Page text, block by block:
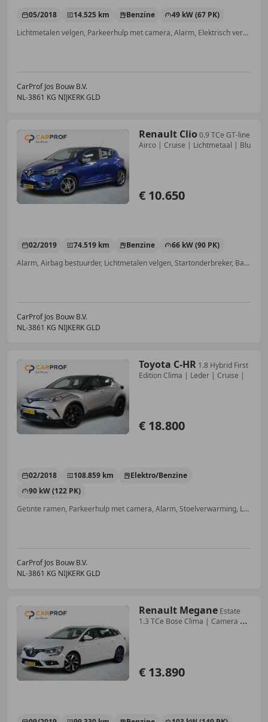
05/2018 14.525 km Benzine
49 kW (67 PK)
Lichtmetalen velgen, Parkeerhulp met camera, Alarm, Elektrisch verstelbare buitenspiegels, Airconditioning, Apple CarPlay, Navigatiesysteem, Android Auto
CarProf Jos Bouw B.V.
NL-3861 KG NIJKERK GLD
Renault Clio 0.9 TCe GT-line
Airco | Cruise | Lichtmetaal | Blu
€ 10.650
02/2019 74.519 km Benzine
66 kW (90 PK)
Alarm, Airbag bestuurder, Lichtmetalen velgen, Startonderbreker, Bandenspanningscontrole, LED verlichting, Centrale vergrendeling, Spoiler
CarProf Jos Bouw B.V.
NL-3861 KG NIJKERK GLD
Toyota C-HR 1.8 Hybrid First
Edition Clima | Leder | Cruise |
€ 18.800
02/2018 108.859 km
Elektro/Benzine
90 kW (122 PK)
Getinte ramen, Parkeerhulp met camera, Alarm, Stoelverwarming, LED verlichting, Regensensor, Grootlichtassistent, Keyless Entry
CarProf Jos Bouw B.V.
NL-3861 KG NIJKERK GLD
Renault Megane Estate
1.3 TCe Bose Clima | Camera |
€ 13.890